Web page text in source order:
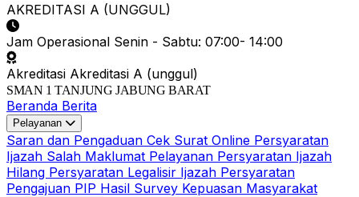
AKREDITASI A (UNGGUL)
Jam Operasional Senin - Sabtu: 07:00- 14:00
Akreditasi Akreditasi A (unggul)
SMAN 1 TANJUNG JABUNG BARAT
Beranda Berita
Pelayanan
Saran dan Pengaduan Cek Surat Online Persyaratan
Ijazah Salah Maklumat Pelayanan Persyaratan Ijazah
Hilang Persyaratan Legalisir Ijazah Persyaratan
Pengajuan PIP Hasil Survey Kepuasan Masyarakat